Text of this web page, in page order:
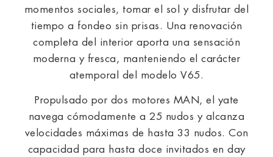
momentos sociales, tomar el sol y disfrutar del
tiempo a fondeo sin prisas. Una renovación
completa del interior aporta una sensación
moderna y fresca, manteniendo el carácter
atemporal del modelo V65.
Propulsado por dos motores MAN, el yate
navega cómodamente a 25 nudos y alcanza
velocidades máximas de hasta 33 nudos. Con
capacidad para hasta doce invitados en day